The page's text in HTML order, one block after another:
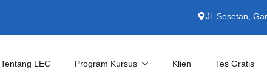
Jl. Sesetan,
Tentang LEC Program Kursus Klien Tes Gratis